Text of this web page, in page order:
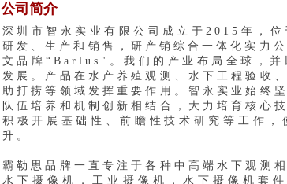
公司简介
深圳市智永实业有限公司成立于2015年，
研发、生产和销售，研产销综合一体化实力
文品牌“Barlus"。我们的产业布局全球，并
发展。产品在水产养殖观测、水下工程验收
助打捞等领域发挥重要作用。智永实业始终
队伍培养和机制创新相结合，大力培育核心
积极开展基础性、前瞻性技术研究等工作
升。
霸勒思品牌一直专注于各种中高端水下观测
水下摄像机，工业摄像机，水下摄像机套